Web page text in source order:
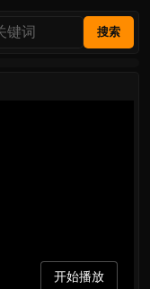
搜索
开始播放